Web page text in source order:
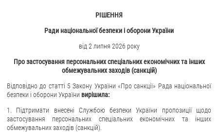
РІШЕННЯ
Ради національної безпеки і оборони України
від 2 липня 2026 року
Про застосування персональних спеціальних економічних та інших
обмежувальних заходів (санкцій)
Відповідно до статті 5 Закону України «Про санкції» Рада національної
безпеки і оборони України вирішила:
1. Підтримати внесені Службою безпеки України пропозиції щодо
застосування персональних спеціальних економічних та інших
обмежувальних заходів (санкцій).